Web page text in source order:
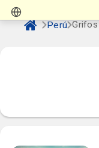
Perú Grifos